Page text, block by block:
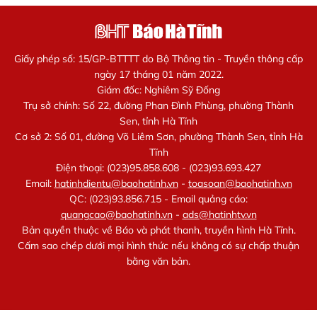
Giấy phép số: 15/GP-BTTTT do Bộ Thông tin - Truyền thông cấp
ngày 17 tháng 01 năm 2022.
Giám đốc: Nghiêm Sỹ Đống
Trụ sở chính: Số 22, đường Phan Đình Phùng, phường Thành
Sen, tỉnh Hà Tĩnh
Cơ sở 2: Số 01, đường Võ Liêm Sơn, phường Thành Sen, tỉnh Hà
Tĩnh
Điện thoại: (023)95.858.608 - (023)93.693.427
Email: hatinhdientu@baohatinh.vn- toasoan@baohatinh.vn
QC: (023)93.856.715 - Email quảng cáo:
quangcao@baohatinh.vn- ads@hatinhtv.vn
Bản quyền thuộc về Báo và phát thanh, truyền hình Hà Tĩnh.
Cấm sao chép dưới mọi hình thức nếu không có sự chấp thuận
bằng văn bản.